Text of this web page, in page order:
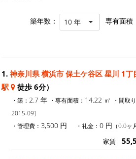
築年数： 10 年 専有面積
1. 神奈川県 横浜市 保土ケ谷区 星川 1丁
駅
徒歩 6分）
・築： 2.7 年 ・専有面積： 14.22 ㎡ ・間取
2015-09]
・管理費： 3,500 円 ・礼金： 0 円 （0.0ヶ
家賃